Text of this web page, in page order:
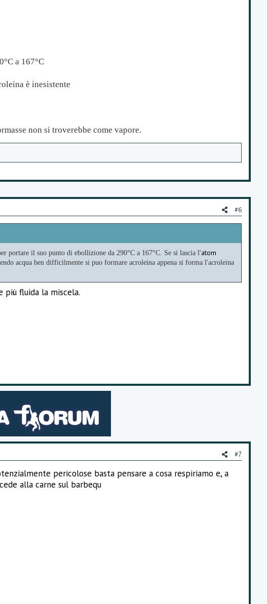
a 167°C
è inesistente
non si troverebbe come vapore.
#6
portare il suo punto di ebollizione da 290°C a 167°C. Se si lascia l'atom
acqua ben difficilmente si puo formare acroleina appena si forma l'acroleina
più fluida la miscela.
#7
pericolose basta pensare a cosa respiriamo e, a
alla carne sul barbequ